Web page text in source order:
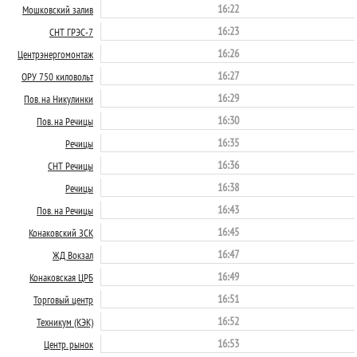
Мошковский залив 16:22
СНТ ГРЭС-7 16:23
Центрэнергомонтаж 16:26
ОРУ 750 киловольт 16:27
Пов. на Никулинки 16:29
Пов. на Речицы 16:30
Речицы 16:35
СНТ Речицы 16:36
Речицы 16:38
Пов. на Речицы 16:43
Конаковский ЗСК 16:45
ЖД Вокзал 16:47
Конаковская ЦРБ 16:49
Торговый центр 16:51
Техникум (КЭК) 16:52
Центр. рынок 16:53